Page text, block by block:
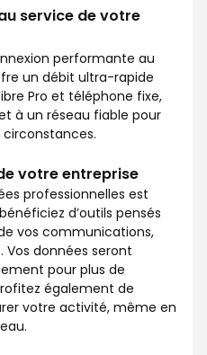
service de votre
performante au
un débit ultra-rapide
Pro et téléphone fixe,
à un réseau fiable pour
votre entreprise
professionnelles est
d’outils pensés
vos communications,
Vos données seront
pour plus de
également de
votre activité, même en